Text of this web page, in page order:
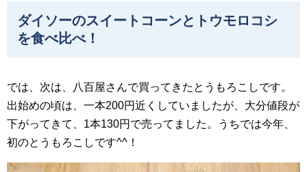
ダイソーのスイートコーンとトウモロコシ
を食べ比べ！
では、次は、八百屋さんで買ってきたとうもろこしです。
出始めの頃は、一本200円近くしていましたが、大分値段が
下がってきて、1本130円で売ってました。うちでは今年、
初のとうもろこしです^^！